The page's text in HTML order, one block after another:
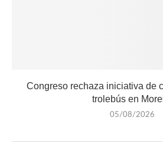
Congreso rechaza iniciativa de
trolebús en
05/08/2026